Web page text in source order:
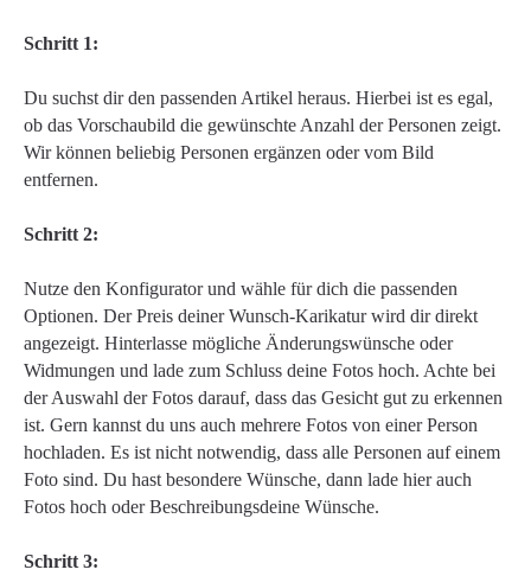
Schritt 1:
Du suchst dir den passenden Artikel heraus. Hierbei ist es egal,
ob das Vorschaubild die gewünschte Anzahl der Personen zeigt.
Wir können beliebig Personen ergänzen oder vom Bild
entfernen.
Schritt 2:
Nutze den Konfigurator und wähle für dich die passenden
Optionen. Der Preis deiner Wunsch-Karikatur wird dir direkt
angezeigt. Hinterlasse mögliche Änderungswünsche oder
Widmungen und lade zum Schluss deine Fotos hoch. Achte bei
der Auswahl der Fotos darauf, dass das Gesicht gut zu erkennen
ist. Gern kannst du uns auch mehrere Fotos von einer Person
hochladen. Es ist nicht notwendig, dass alle Personen auf einem
Foto sind. Du hast besondere Wünsche, dann lade hier auch
Fotos hoch oder Beschreibungsdeine Wünsche.
Schritt 3: